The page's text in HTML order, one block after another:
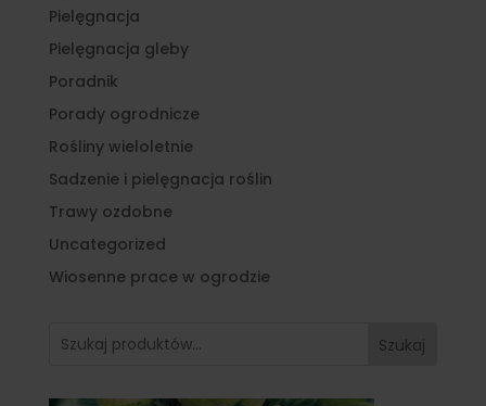
Pielęgnacja
Pielęgnacja gleby
Poradnik
Porady ogrodnicze
Rośliny wieloletnie
Sadzenie i pielęgnacja roślin
Trawy ozdobne
Uncategorized
Wiosenne prace w ogrodzie
Szukaj